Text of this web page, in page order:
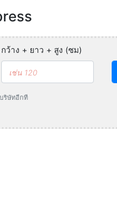
กว้าง + ยาว + สูง (ซม)
ริษัทอีกที